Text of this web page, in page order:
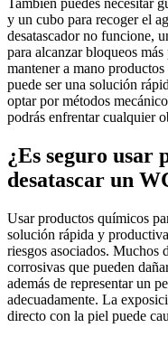
También puedes necesitar
y un cubo para recoger el
desatascador no funcione,
para alcanzar bloqueos
mantener a mano
puede ser una solución
optar por métodos
podrás enfrentar cualquier
¿Es seguro usar
desatascar un
Usar productos químicos
solución rápida y
riesgos asociados. Muchos
corrosivas que pueden
además de representar un
adecuadamente. La
directo con la piel puede